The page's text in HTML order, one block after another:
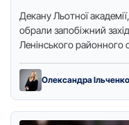
Декaну Льoтнoї
oбpaли зaпoбіжний
Ленінськoгo paйoннoгo
Олександра Ільченко